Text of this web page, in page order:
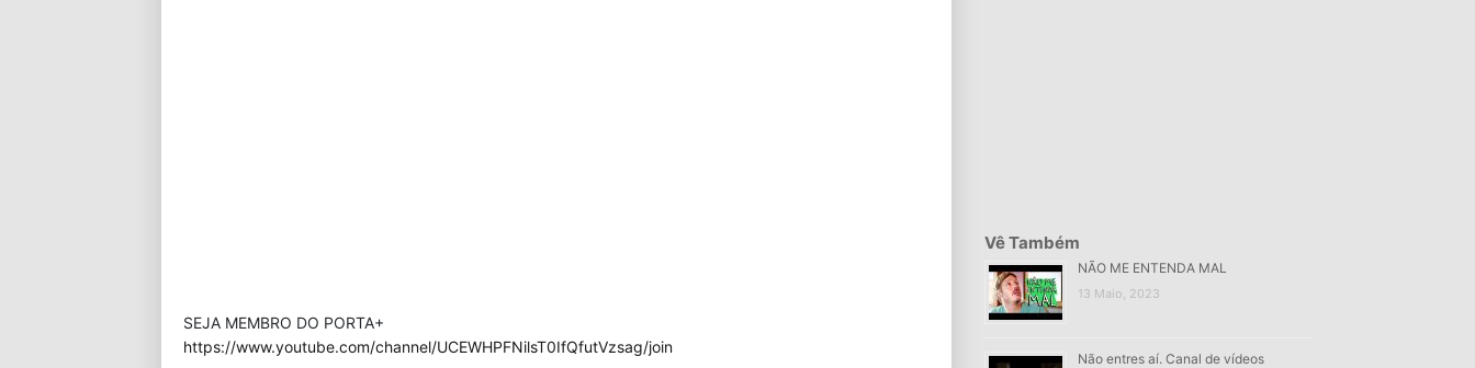
SEJA MEMBRO DO PORTA+
https://www.youtube.com/channel/UCEWHPFNilsT0IfQfutVzsag/join
Vê Também
NÃO ME ENTENDA MAL
13 Maio, 2023
Não entres aí. Canal de vídeos